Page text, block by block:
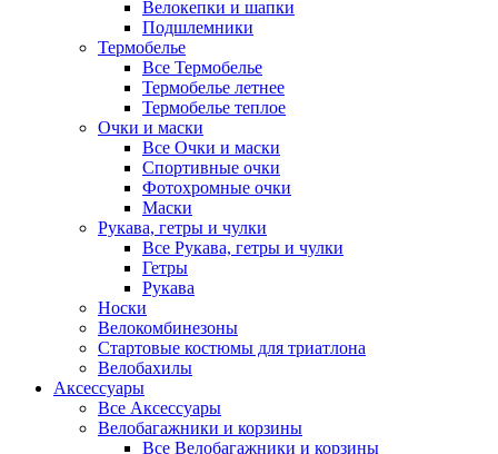
Велокепки и шапки
Подшлемники
Термобелье
Все Термобелье
Термобелье летнее
Термобелье теплое
Очки и маски
Все Очки и маски
Спортивные очки
Фотохромные очки
Маски
Рукава, гетры и чулки
Все Рукава, гетры и чулки
Гетры
Рукава
Носки
Велокомбинезоны
Стартовые костюмы для триатлона
Велобахилы
Аксессуары
Все Аксессуары
Велобагажники и корзины
Все Велобагажники и корзины